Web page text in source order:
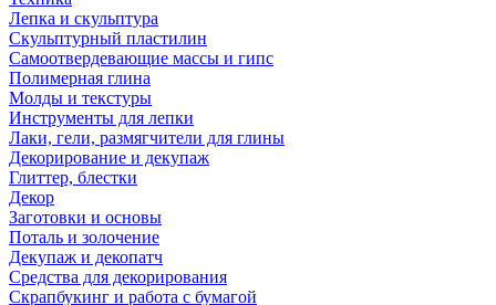
Лепка и скульптура
Скульптурный пластилин
Самоотвердевающие массы и гипс
Полимерная глина
Молды и текстуры
Инструменты для лепки
Лаки, гели, размягчители для глины
Декорирование и декупаж
Глиттер, блестки
Декор
Заготовки и основы
Поталь и золочение
Декупаж и декопатч
Средства для декорирования
Скрапбукинг и работа с бумагой